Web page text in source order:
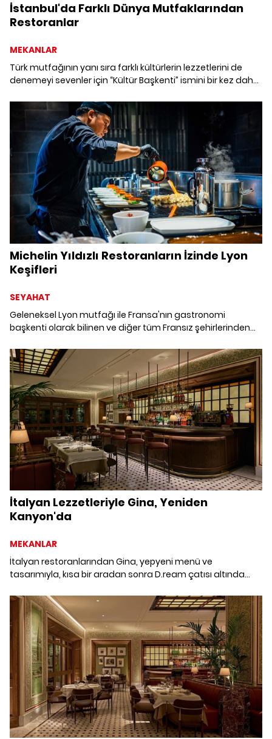
İstanbul'da Farklı Dünya Mutfaklarından
Restoranlar
MEKANLAR
Türk mutfağının yanı sıra farklı kültürlerin lezzetlerini de
denemeyi sevenler için “Kültür Başkenti” ismini bir kez daha
restoranları derledik.
Michelin Yıldızlı Restoranların İzinde Lyon
Keşifleri
SEYAHAT
Geleneksel Lyon mutfağı ile Fransa'nın gastronomi
başkenti olarak bilinen ve diğer tüm Fransız şehirlerinden
yemeklerin tadını çıkarmak için kesinlikle ideal bir kent.
Fransa'nın en büyük üçüncü şehri olan Lyon'un klasik
Fransız, avangart ve füzyon seçenekler sunan Michelin
yıldızlı restoranlarını keşfediyoruz.
İtalyan Lezzetleriyle Gina, Yeniden
Kanyon'da
MEKANLAR
İtalyan restoranlarından Gina, yepyeni menü ve
tasarımıyla, kısa bir aradan sonra D.ream çatısı altında